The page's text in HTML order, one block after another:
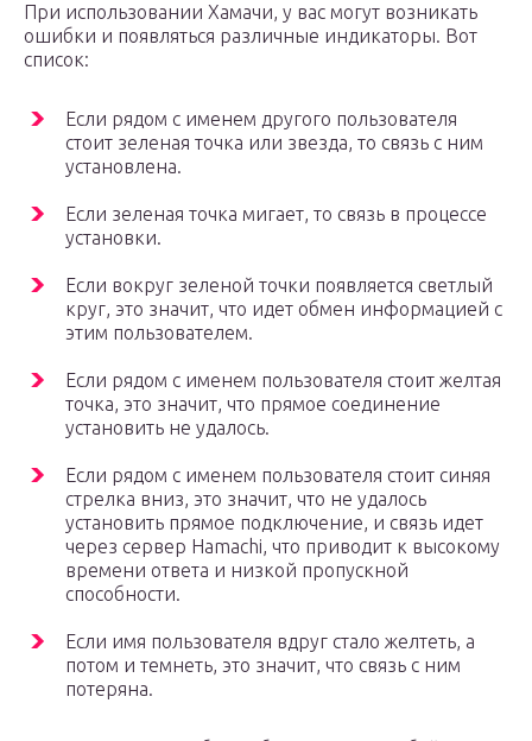
При использовании Хамачи, у вас могут возникать
ошибки и появляться различные индикаторы. Вот
список:
Если рядом с именем другого пользователя
стоит зеленая точка или звезда, то связь с ним
установлена.
Если зеленая точка мигает, то связь в процессе
установки.
Если вокруг зеленой точки появляется светлый
круг, это значит, что идет обмен информацией с
этим пользователем.
Если рядом с именем пользователя стоит желтая
точка, это значит, что прямое соединение
установить не удалось.
Если рядом с именем пользователя стоит синяя
стрелка вниз, это значит, что не удалось
установить прямое подключение, и связь идет
через сервер Hamachi, что приводит к высокому
времени ответа и низкой пропускной
способности.
Если имя пользователя вдруг стало желтеть, а
потом и темнеть, это значит, что связь с ним
потеряна.